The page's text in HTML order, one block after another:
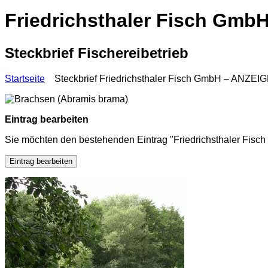
Friedrichsthaler Fisch
Steckbrief Fischereibetrieb
Startseite Steckbrief Friedrichsthaler Fisch GmbH –
Eintrag bearbeiten
Sie möchten den bestehenden Eintrag "Friedrichsthaler
Eintrag bearbeiten